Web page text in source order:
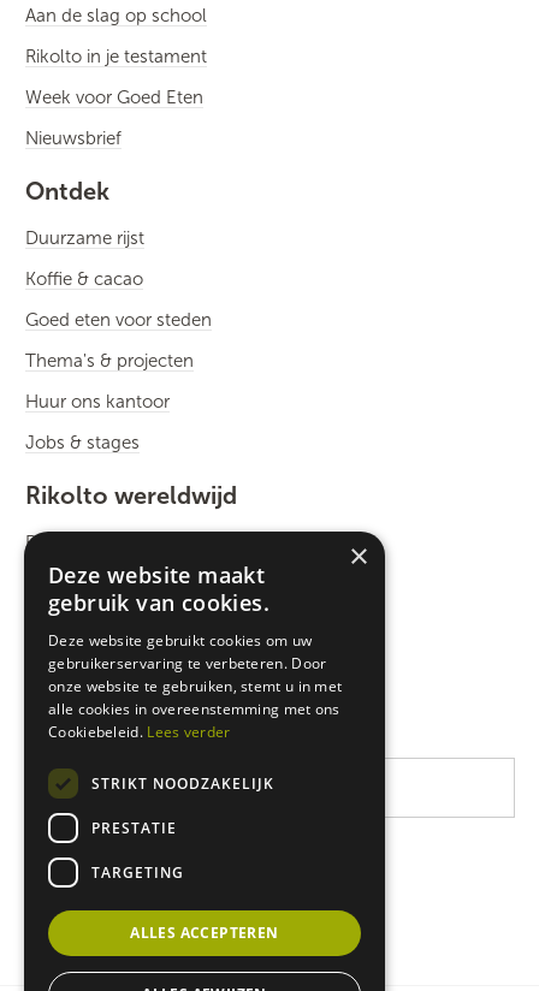
Aan de slag op school
Rikolto in je testament
Week voor Goed Eten
Nieuwsbrief
Ontdek
Duurzame rijst
Koffie & cacao
Goed eten voor steden
Thema's & projecten
Huur ons kantoor
Jobs & stages
Rikolto wereldwijd
Rikolto International
Zuid-Oost Azië
West-Afrika
Latijns-Amerika
×
Deze website maakt
gebruik van cookies.
Deze website gebruikt cookies om uw
gebruikerservaring te verbeteren. Door
onze website te gebruiken, stemt u in met
alle cookies in overeenstemming met ons
Cookiebeleid. Lees verder
STRIKT NOODZAKELIJK
PRESTATIE
TARGETING
ALLES ACCEPTEREN